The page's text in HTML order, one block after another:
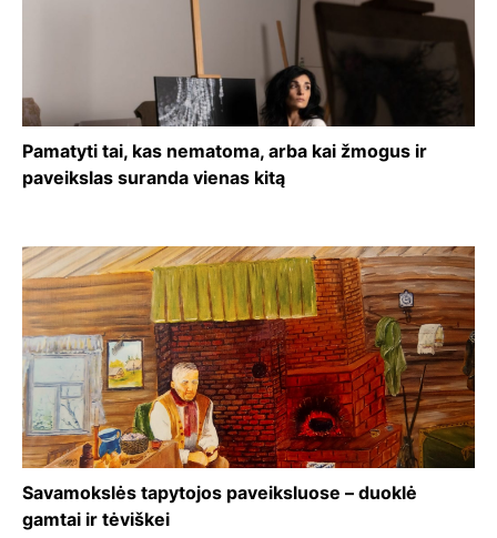
Pamatyti tai, kas nematoma, arba kai žmogus ir
paveikslas suranda vienas kitą
Savamokslės tapytojos paveiksluose – duoklė
gamtai ir tėviškei